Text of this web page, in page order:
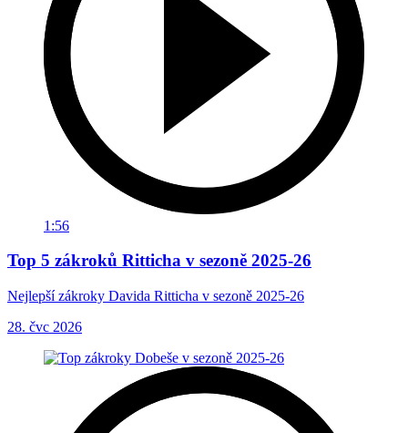
1:56
Top 5 zákroků Ritticha v sezoně 2025-26
Nejlepší zákroky Davida Ritticha v sezoně 2025-26
28. čvc 2026